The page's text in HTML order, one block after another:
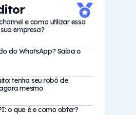
e como utilizar essa
empresa?
do WhatsApp? Saiba o
tenha seu robô de
mesmo
o que é e como obter?